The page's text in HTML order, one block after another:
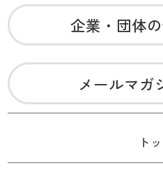
企業・団体
メールマガ
ト